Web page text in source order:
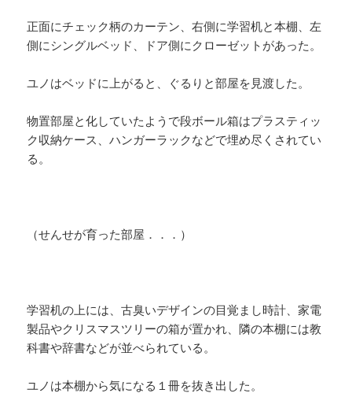
正面にチェック柄のカーテン、右側に学習机と本棚、左
側にシングルベッド、ドア側にクローゼットがあった。
ユノはベッドに上がると、ぐるりと部屋を見渡した。
物置部屋と化していたようで段ボール箱はプラスティッ
ク収納ケース、ハンガーラックなどで埋め尽くされてい
る。
（せんせが育った部屋．．．）
学習机の上には、古臭いデザインの目覚まし時計、家電
製品やクリスマスツリーの箱が置かれ、隣の本棚には教
科書や辞書などが並べられている。
ユノは本棚から気になる１冊を抜き出した。